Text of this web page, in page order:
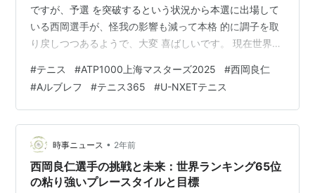
ですが、予選 を突破するという状況から本選に出場して
いる西岡選手が、怪我の影響も減って本格 的に調子を取
り戻しつつあるようで、大変 喜ばしいです。 現在世界ラ
は間違いないの ではないかと。 先日のジャパンOPの方
で試合観戦した時 も、結果的には負けてしまいましたが
タイブレを惜しい展開で落とした時でも ラケットに八つ
当たりして破壊などせず 終始我慢強くプレーしていたの
は印象的 でした。 今回の大会はもらえるポイントが大き
い ので、…
#テニス #ATP1000上海マスターズ2025 #西岡良仁
#Aルブレフ #テニス365 #U-NXETテニス
時事ニュース • 2年前
西岡良仁選手の挑戦と未来：世界ランキング65位
の粘り強いプレースタイルと目標